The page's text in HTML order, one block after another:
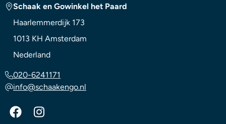
Schaak en Gowinkel het Paard
Haarlemmerdijk 173
1013 KH Amsterdam
Nederland
020-6241171
info@schaakengo.nl